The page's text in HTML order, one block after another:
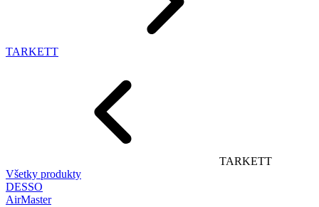
TARKETT
TARKETT
Všetky produkty
DESSO
AirMaster